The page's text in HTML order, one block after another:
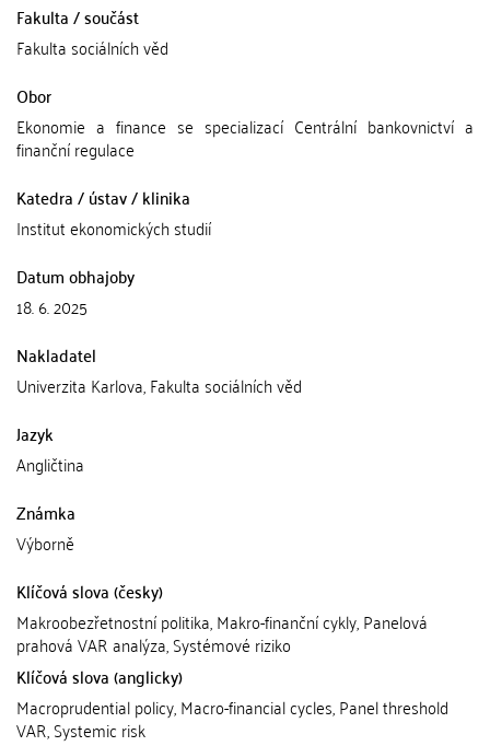
Fakulta / součást
Fakulta sociálních věd
Obor
Ekonomie a finance se specializací Centrální bankovnictví a
finanční regulace
Katedra / ústav / klinika
Institut ekonomických studií
Datum obhajoby
18. 6. 2025
Nakladatel
Univerzita Karlova, Fakulta sociálních věd
Jazyk
Angličtina
Známka
Výborně
Klíčová slova (česky)
Makroobezřetnostní politika, Makro-finanční cykly, Panelová
prahová VAR analýza, Systémové riziko
Klíčová slova (anglicky)
Macroprudential policy, Macro-financial cycles, Panel threshold
VAR, Systemic risk